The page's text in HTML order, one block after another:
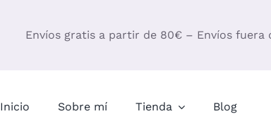
Envíos gratis a partir de 80€ – Envíos fuera
Inicio Sobre mí Tienda Blog